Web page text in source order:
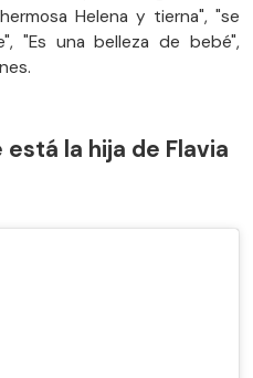
Helena y tierna", "se
"Es una belleza de bebé",
la hija de Flavia